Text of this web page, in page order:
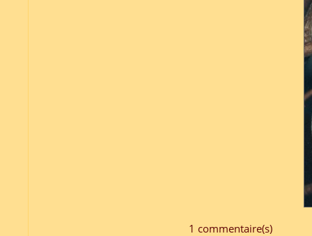
1 commentaire(s)